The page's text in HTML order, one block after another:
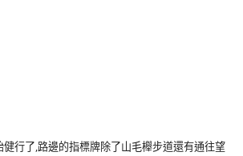
行了,路邊的指標牌除了山毛櫸步道還有通往望